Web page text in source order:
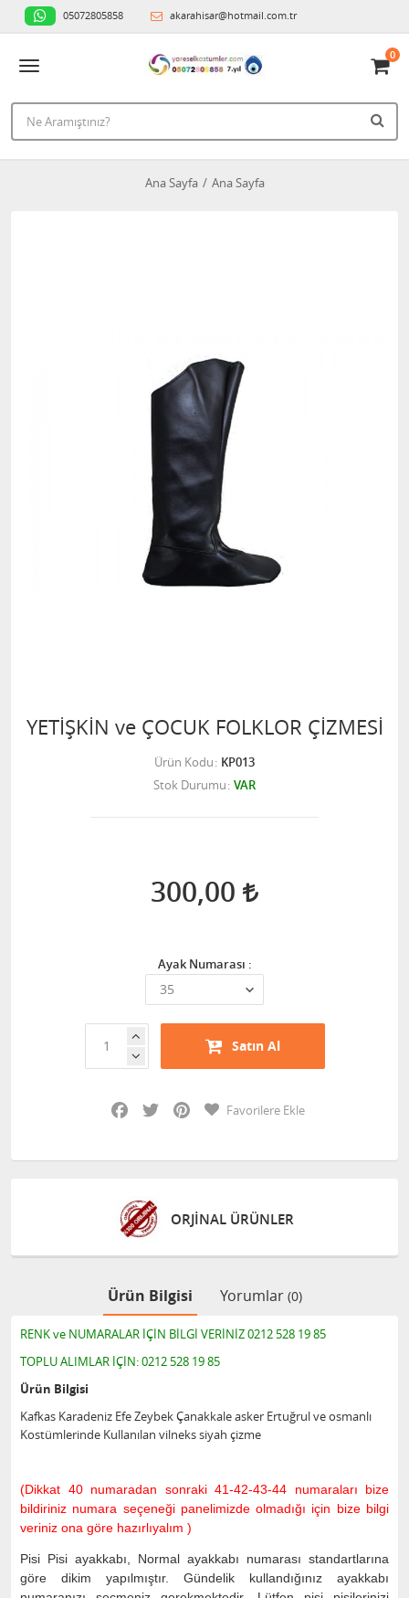
05072805858 akarahisar@hotmail.com.tr
0
Ana Sayfa Ana Sayfa
YETİŞKİN ve ÇOCUK FOLKLOR ÇİZMESİ
Ürün Kodu KP013
Stok Durumu VAR
300,00
Ayak Numarası :
Satın Al
Facebook
Twitter PinterestFavorilere Ekle
ORJİNAL ÜRÜNLER
Ürün Bilgisi Yorumlar (0)
RENK ve NUMARALAR İÇİN BİLGİ VERİNİZ 0212 528 19 85
TOPLU ALIMLAR İÇİN: 0212 528 19 85
Ürün Bilgisi
Kafkas Karadeniz Efe Zeybek Çanakkale asker Ertuğrul ve osmanlı
Kostümlerinde Kullanılan vilneks siyah çizme
(Dikkat 40 numaradan sonraki 41-42-43-44 numaraları bize
bildiriniz numara seçeneği panelimizde olmadığı için bize bilgi
veriniz ona göre hazırlıyalım )
Pisi Pisi ayakkabı, Normal ayakkabı numarası standartlarına
göre dikim yapılmıştır. Gündelik kullandığınız ayakkabı